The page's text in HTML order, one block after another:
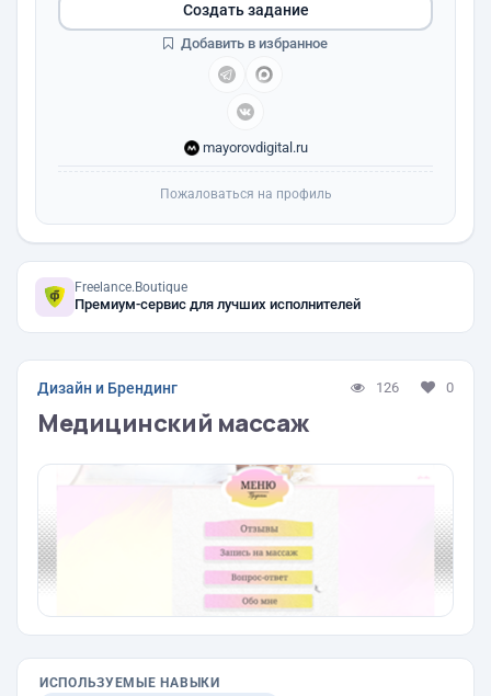
mayorovdigital.ru
Создать задание
Добавить в избранное
Пожаловаться на профиль
Freelance.Boutique
Премиум-сервис для лучших исполнителей
Дизайн и Брендинг 126 0
Медицинский массаж
ИСПОЛЬЗУЕМЫЕ НАВЫКИ